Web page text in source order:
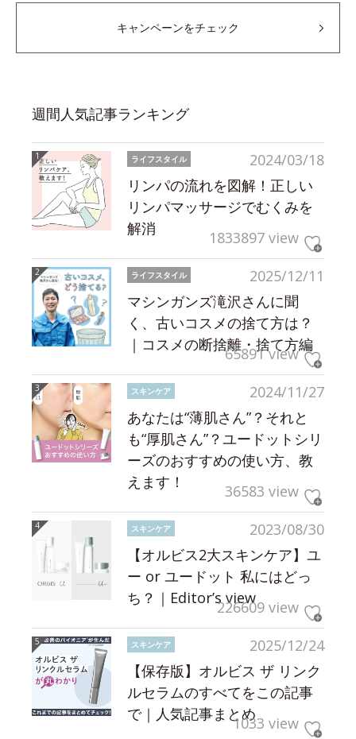
キャンペーンをチェック
週間人気記事ランキング
2024/03/18
ライフスタイル
リンパの流れを図解！正しい
リンパマッサージでむくみを
解消
1833897 view
2025/12/11
ライフスタイル
マシンガンズ滝沢さんに聞
く、古いコスメの捨て方は？
｜コスメの断捨離・捨て方編
65891 view
2024/11/27
スキンケア
あなたは“薄肌さん”？それと
も“厚肌さん”？ユードットシリ
ーズのおすすめの使い方、教
えます！
36583 view
2023/08/30
スキンケア
【オルビス2大スキンケア】ユ
ー or ユードット 私にはどっ
ち？｜Editor’s view226609 view
2025/12/24
スキンケア
【保存版】オルビス ザ リンク
ルセラムのすべてをこの記事
で｜人気記事まとめ1033 view